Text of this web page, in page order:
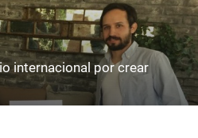
internacional por crear